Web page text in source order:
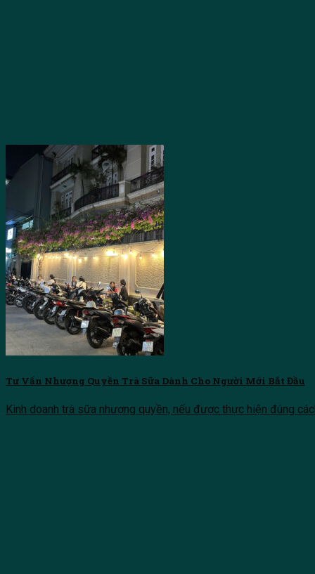
Tư Vấn Nhượng Quyền Trà Sữa Dành Cho Người Mới Bắt Đầu
Kinh doanh trà sữa nhượng quyền, nếu được thực hiện đúng